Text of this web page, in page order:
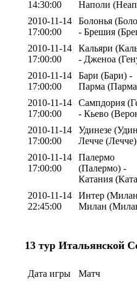
14:30:00
Наполи
2010-11-14
17:00:00
Болонья
- Брешия
2010-11-14
17:00:00
Кальяри
- Дженоа
2010-11-14
17:00:00
Бари (Бари) -
Парма
2010-11-14
17:00:00
Сампдория
- Кьево
2010-11-14
17:00:00
Удинезе
Лечче (Лечче)
2010-11-14
17:00:00
Палермо
(Палермо) -
Катания
2010-11-14
22:45:00
Интер
Милан
13 тур Итальянской
Дата игры Матч